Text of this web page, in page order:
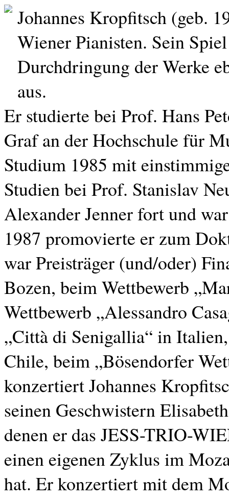
Johannes Kropfitsch (geb.
Wiener Pianisten. Sein
Durchdringung der Werke
aus.
Er studierte bei Prof. Hans
Graf an der Hochschule für
Studium 1985 mit
Studien bei Prof. Stanislav
Alexander Jenner fort und
1987 promovierte er zum
war Preisträger (und/oder)
Bozen, beim Wettbewerb
Wettbewerb „Alessandro
„Città di Senigallia“ in
Chile, beim „Bösendorfer
konzertiert Johannes
seinen Geschwistern
denen er das JESS-TRIO-
einen eigenen Zyklus im
hat. Er konzertiert mit dem